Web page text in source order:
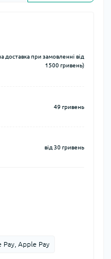
доставка при замовленні від
1500 гривень)
49 гривень
від 30 гривень
Pay, Apple Pay